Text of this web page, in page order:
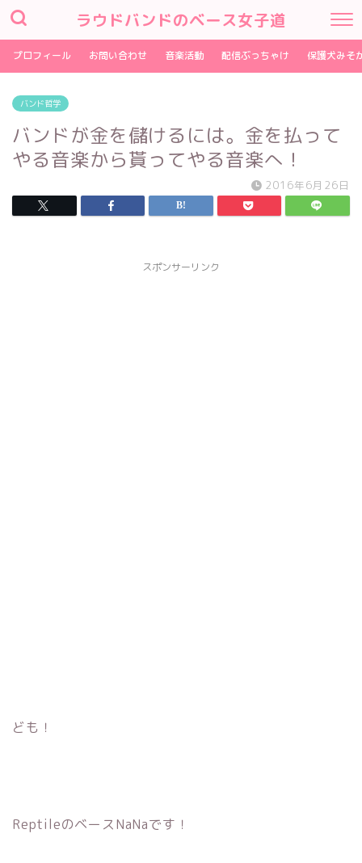
ラウドバンドのベース女子道
プロフィール お問い合わせ 音楽活動 配信ぶっちゃけ 保護犬みそ
バンド哲学
バンドが金を儲けるには。金を払って
やる音楽から貰ってやる音楽へ！
2016年6月26日
スポンサーリンク
ども！
ReptileのベースNaNaです！